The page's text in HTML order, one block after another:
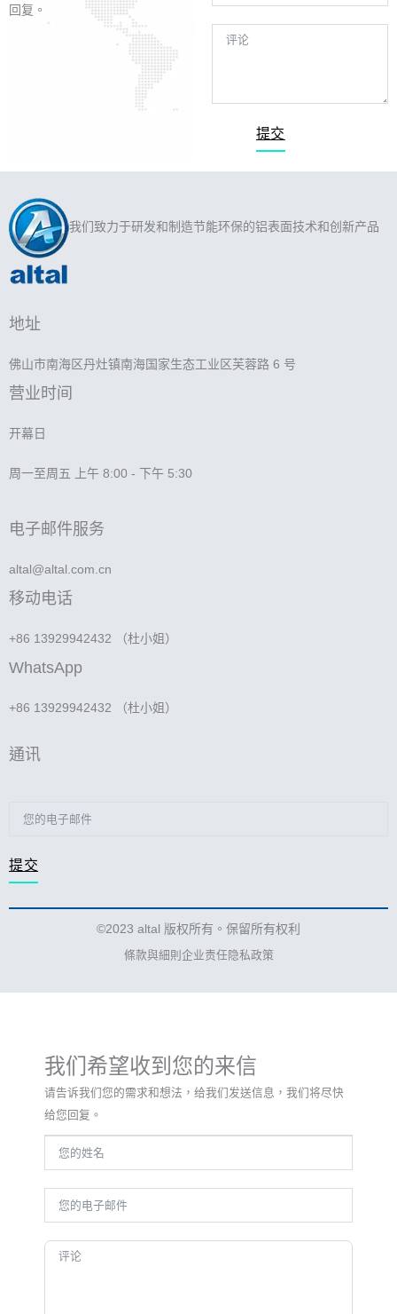
回复。
提交
我们致力于研发和制造节能环保的铝表面技术和创新产品
地址
佛山市南海区丹灶镇南海国家生态工业区芙蓉路 6 号
营业时间
开幕日
周一至周五 上午 8:00 - 下午 5:30
电子邮件服务
altal@altal.com.cn
移动电话
+86 13929942432 （杜小姐）
WhatsApp
+86 13929942432 （杜小姐）
通讯
提交
©2023 altal 版权所有。保留所有权利
條款與細則 企业责任隐私政策
我们希望收到您的来信
请告诉我们您的需求和想法，给我们发送信息，我们将尽快
给您回复。